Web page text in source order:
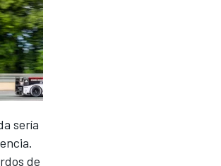
sería
de